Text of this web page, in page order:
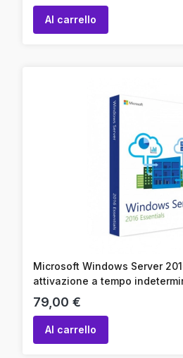
Al carrello
Microsoft Windows Server
attivazione a tempo
online / codice prodotto
Prezzo
79,00 €
Al carrello